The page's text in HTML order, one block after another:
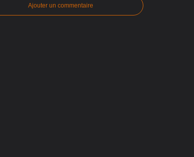
Ajouter un commentaire